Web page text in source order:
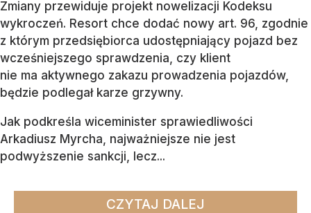
Zmiany przewiduje projekt nowelizacji Kodeksu
wykroczeń. Resort chce dodać nowy art. 96, zgodnie
z którym przedsiębiorca udostępniający pojazd bez
wcześniejszego sprawdzenia, czy klient
nie ma aktywnego zakazu prowadzenia pojazdów,
będzie podlegał karze grzywny.
Jak podkreśla wiceminister sprawiedliwości
Arkadiusz Myrcha, najważniejsze nie jest
podwyższenie sankcji, lecz...
CZYTAJ DALEJ